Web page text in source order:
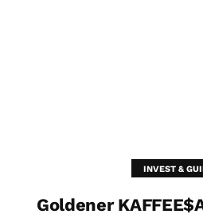
INVEST &
Goldener